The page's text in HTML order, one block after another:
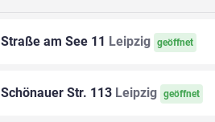
Straße am See 11 Leipzig geöffnet
Schönauer Str. 113 Leipzig geöffnet